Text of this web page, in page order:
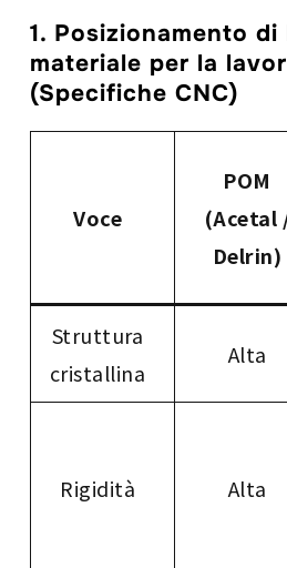
1. Posizionamento di
materiale per la
(Specifiche CNC)
Voce
POM
(Acetal
Delrin)
Struttura
cristallina
Alta
Rigidità Alta